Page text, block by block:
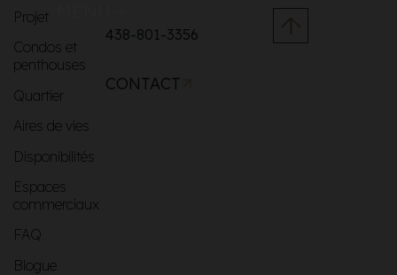
Projet
Condos et
penthouses
Quartier
Aires de vies
Disponibilités
Espaces
commerciaux
FAQ
Blogue
438-801-3356
CONTACT